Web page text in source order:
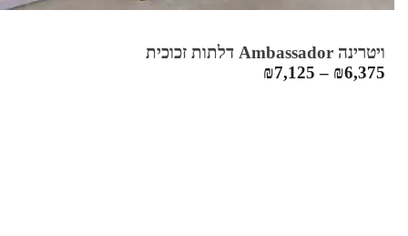
ויטרינה Ambassador דלתות זכוכית
₪6,375
–
₪7,125